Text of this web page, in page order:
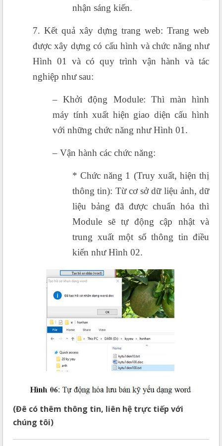
nhận sáng kiến.
7. Kết quả xây dựng trang web: Trang web
được xây dựng có cấu hình và chức năng như
Hình 01 và có quy trình vận hành và tác
nghiệp như sau:
– Khởi động Module: Thì màn hình
máy tính xuất hiện giao diện cấu hình
với những chức năng như Hình 01.
– Vận hành các chức năng:
* Chức năng 1 (Truy xuất, hiện thị
thông tin): Từ cơ sở dữ liệu ảnh, dữ
liệu bảng đã được chuẩn hóa thì
Module sẽ tự động cập nhật và
trung xuất một số thông tin điều
kiển như Hình 02.
(Đê có thêm thông tin, liên hệ trực tiếp với
chúng tôi)